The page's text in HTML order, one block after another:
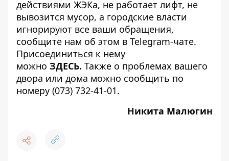
действиями ЖЭКа, не работает лифт, не
вывозится мусор, а городские власти
игнорируют все ваши обращения,
сообщите нам об этом в Telegram-чате.
Присоединиться к нему
можно ЗДЕСЬ. Также о проблемах вашего
двора или дома можно сообщить по
номеру (073) 732-41-01.
Никита Малюгин